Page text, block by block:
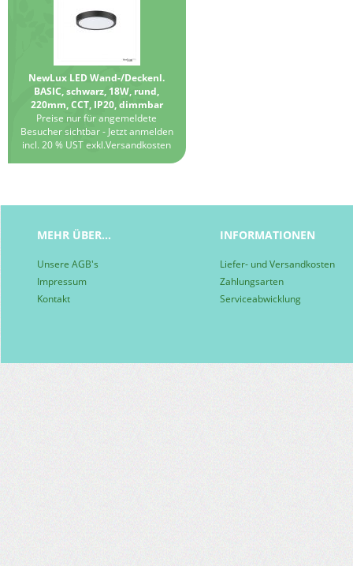
NewLux LED Wand-/Deckenl.
BASIC, schwarz, 18W, rund,
220mm, CCT, IP20, dimmbar
Preise nur für angemeldete
Besucher sichtbar - Jetzt anmelden
incl. 20 % UST exkl.Versandkosten
MEHR ÜBER...
Unsere AGB's
Impressum
Kontakt
INFORMATIONEN
Liefer- und Versandkosten
Zahlungsarten
Serviceabwicklung